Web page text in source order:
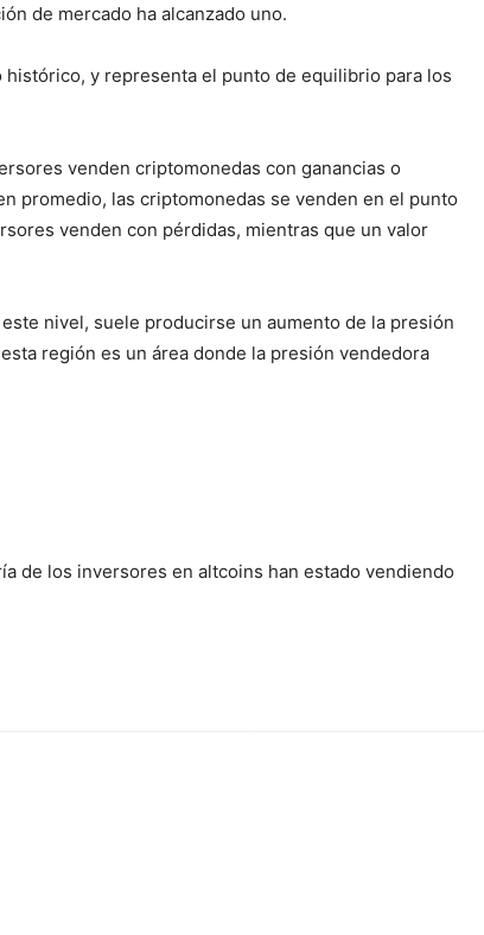
de mercado ha alcanzado uno.
y representa el punto de equilibrio para los
venden criptomonedas con ganancias o
promedio, las criptomonedas se venden en el punto
venden con pérdidas, mientras que un valor
nivel, suele producirse un aumento de la presión
región es un área donde la presión vendedora
de los inversores en altcoins han estado vendiendo